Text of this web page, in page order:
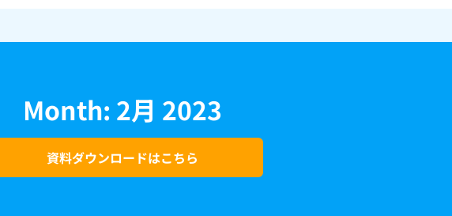
Month: 2月 2023
資料ダウンロードはこちら